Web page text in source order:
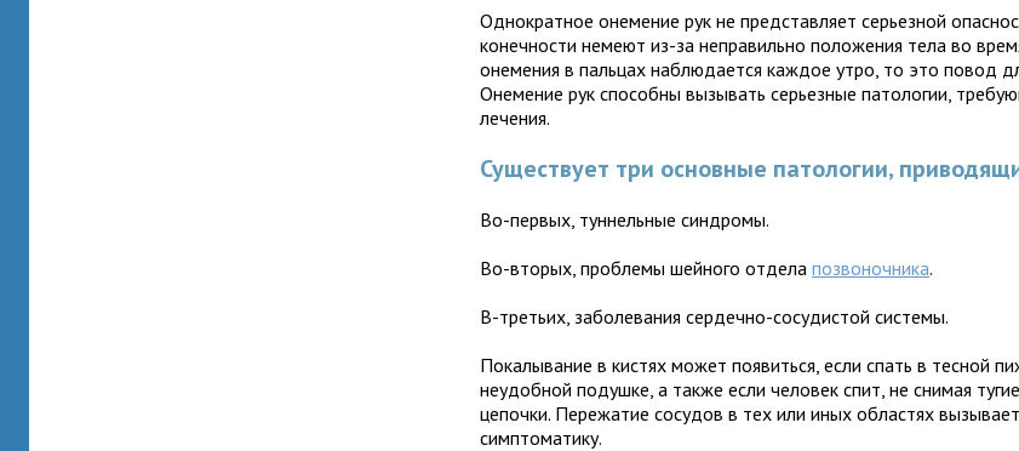
Однократное онемение рук не представляет серьезной
конечности немеют из-за неправильно положения тела во
онемения в пальцах наблюдается каждое утро, то это повод
Онемение рук способны вызывать серьезные патологии,
лечения.
Существует три основные патологии,
Во-первых, туннельные синдромы.
Во-вторых, проблемы шейного отделапозвоночника.
В-третьих, заболевания сердечно-сосудистой системы.
Покалывание в кистях может появиться, если спать в тесной
неудобной подушке, а также если человек спит, не снимая
цепочки. Пережатие сосудов в тех или иных областях
симптоматику.